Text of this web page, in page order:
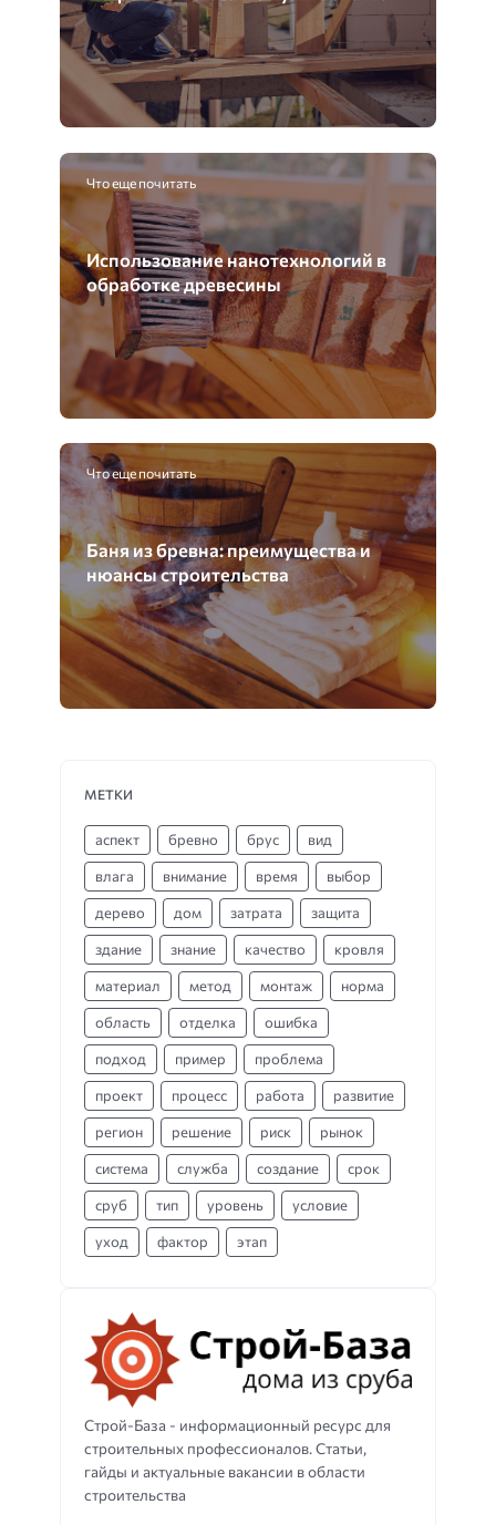
Что еще почитать
Использование нанотехнологий в
обработке древесины
Что еще почитать
Баня из бревна: преимущества и
нюансы строительства
Строй-База - информационный ресурс для
строительных профессионалов. Статьи,
гайды и актуальные вакансии в области
строительства
МЕТКИ
аспект бревно брус вид
влага внимание время выбор
дерево дом затрата защита
здание знание качество кровля
материал метод монтаж норма
область отделка ошибка
подход пример проблема
проект процесс работа развитие
регион решение риск рынок
система служба создание срок
сруб тип уровень условие
уход фактор этап